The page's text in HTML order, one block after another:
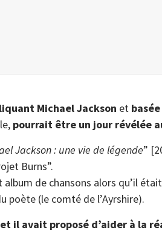
Michael Jackson et
pourrait être un jour révélée
Jackson : une vie de légende”
Burns”.
de chansons alors qu’il
poète (le comté de l’Ayrshire).
il avait proposé d’aider à la